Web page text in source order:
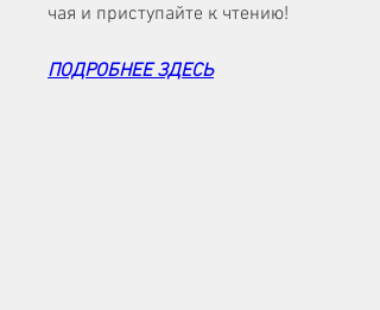
чая и приступайте к чтению!
ПОДРОБНЕЕ ЗДЕСЬ